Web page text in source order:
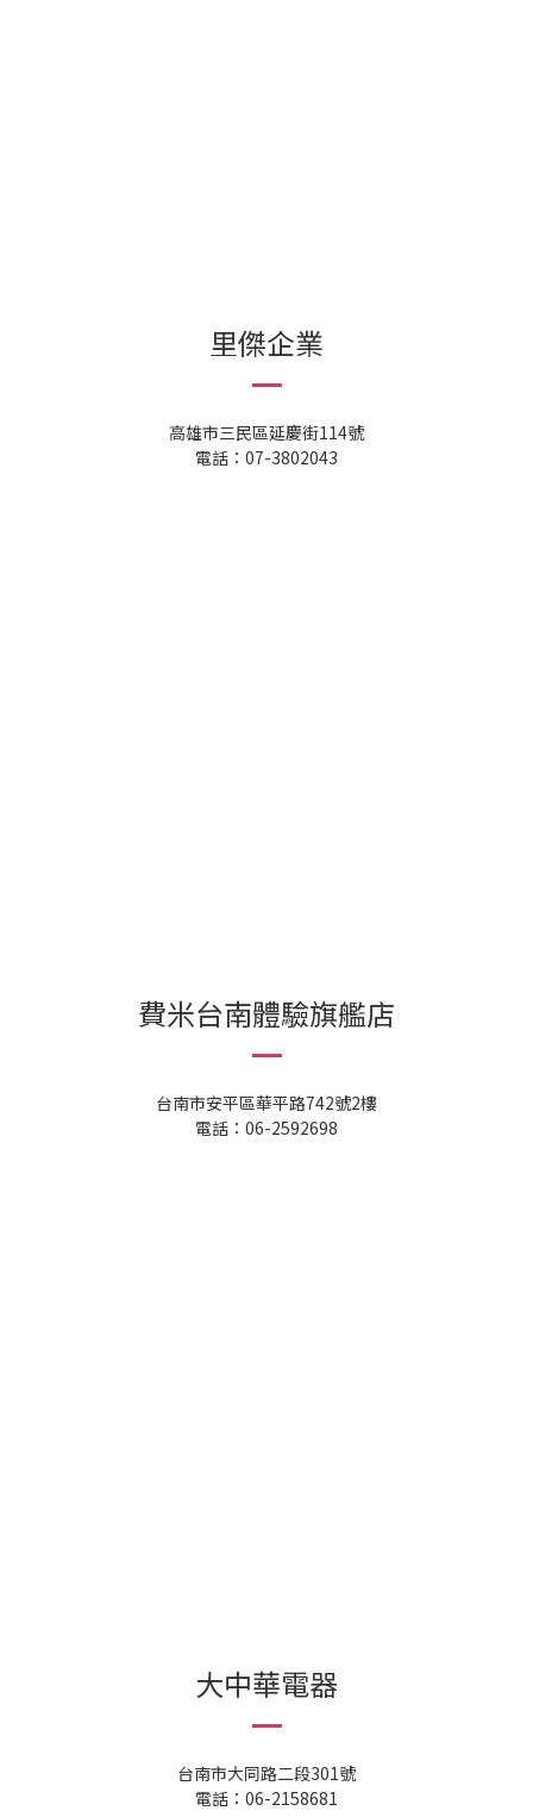
里傑企業
高雄市三民區延慶街114號
電話：07-3802043
費米台南體驗旗艦店
台南市安平區華平路742號2樓
電話：06-2592698
大中華電器
台南市大同路二段301號
電話：06-2158681